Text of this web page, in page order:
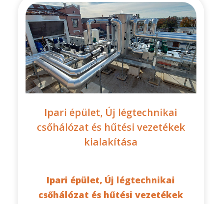
Ipari épület, Új légtechnikai
csőhálózat és hűtési vezetékek
kialakítása
Ipari épület, Új légtechnikai
csőhálózat és hűtési vezetékek